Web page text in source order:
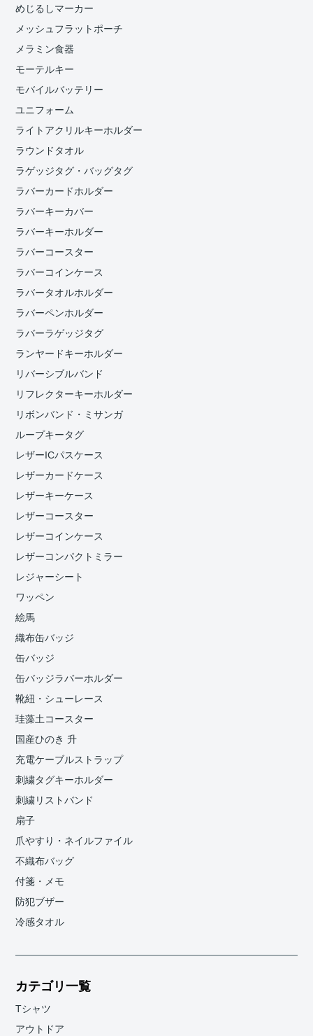
めじるしマーカー
メッシュフラットポーチ
メラミン食器
モーテルキー
モバイルバッテリー
ユニフォーム
ライトアクリルキーホルダー
ラウンドタオル
ラゲッジタグ・バッグタグ
ラバーカードホルダー
ラバーキーカバー
ラバーキーホルダー
ラバーコースター
ラバーコインケース
ラバータオルホルダー
ラバーペンホルダー
ラバーラゲッジタグ
ランヤードキーホルダー
リバーシブルバンド
リフレクターキーホルダー
リボンバンド・ミサンガ
ループキータグ
レザーICパスケース
レザーカードケース
レザーキーケース
レザーコースター
レザーコインケース
レザーコンパクトミラー
レジャーシート
ワッペン
絵馬
織布缶バッジ
缶バッジ
缶バッジラバーホルダー
靴紐・シューレース
珪藻土コースター
国産ひのき 升
充電ケーブルストラップ
刺繍タグキーホルダー
刺繍リストバンド
扇子
爪やすり・ネイルファイル
不織布バッグ
付箋・メモ
防犯ブザー
冷感タオル
カテゴリ一覧
Tシャツ
アウトドア